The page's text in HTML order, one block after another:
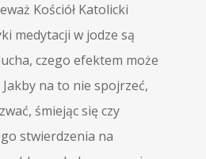
Kościół Katolicki
medytacji w jodze są
czego efektem może
na to nie spojrzeć,
śmiejąc się czy
stwierdzenia na